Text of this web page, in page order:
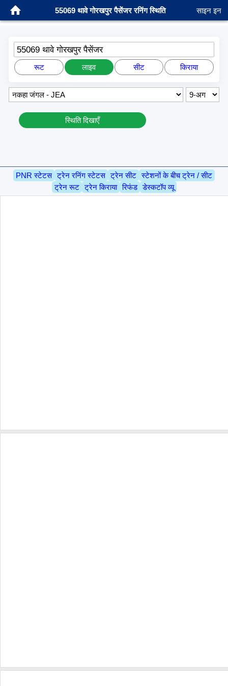
55069 थावे गोरखपुर पैसेंजर रनिंग स्थिति साइन इन
55069 थावे गोरखपुर पैसेंजर
रूट लाइव सीट किराया
स्थिति दिखाएँ
PNR स्टेटस ट्रेन रनिंग स्टेटस ट्रेन सीट स्टेशनों के बीच ट्रेन / सीट
ट्रेन रूट ट्रेन किराया रिफंड डेस्कटॉप व्यू